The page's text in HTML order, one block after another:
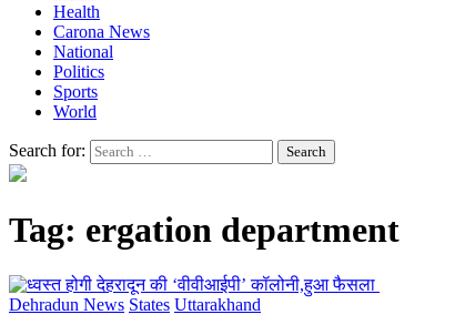
Health
Carona News
National
Politics
Sports
World
Search for:
Tag: ergation department
Dehradun News States Uttarakhand